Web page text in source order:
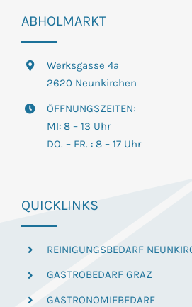
ABHOLMARKT
Werksgasse 4a
2620 Neunkirchen
ÖFFNUNGSZEITEN:
MI: 8 – 13 Uhr
DO. – FR. : 8 – 17 Uhr
QUICKLINKS
REINIGUNGSBEDARF
GASTROBEDARF GRAZ
GASTRONOMIEBEDARF